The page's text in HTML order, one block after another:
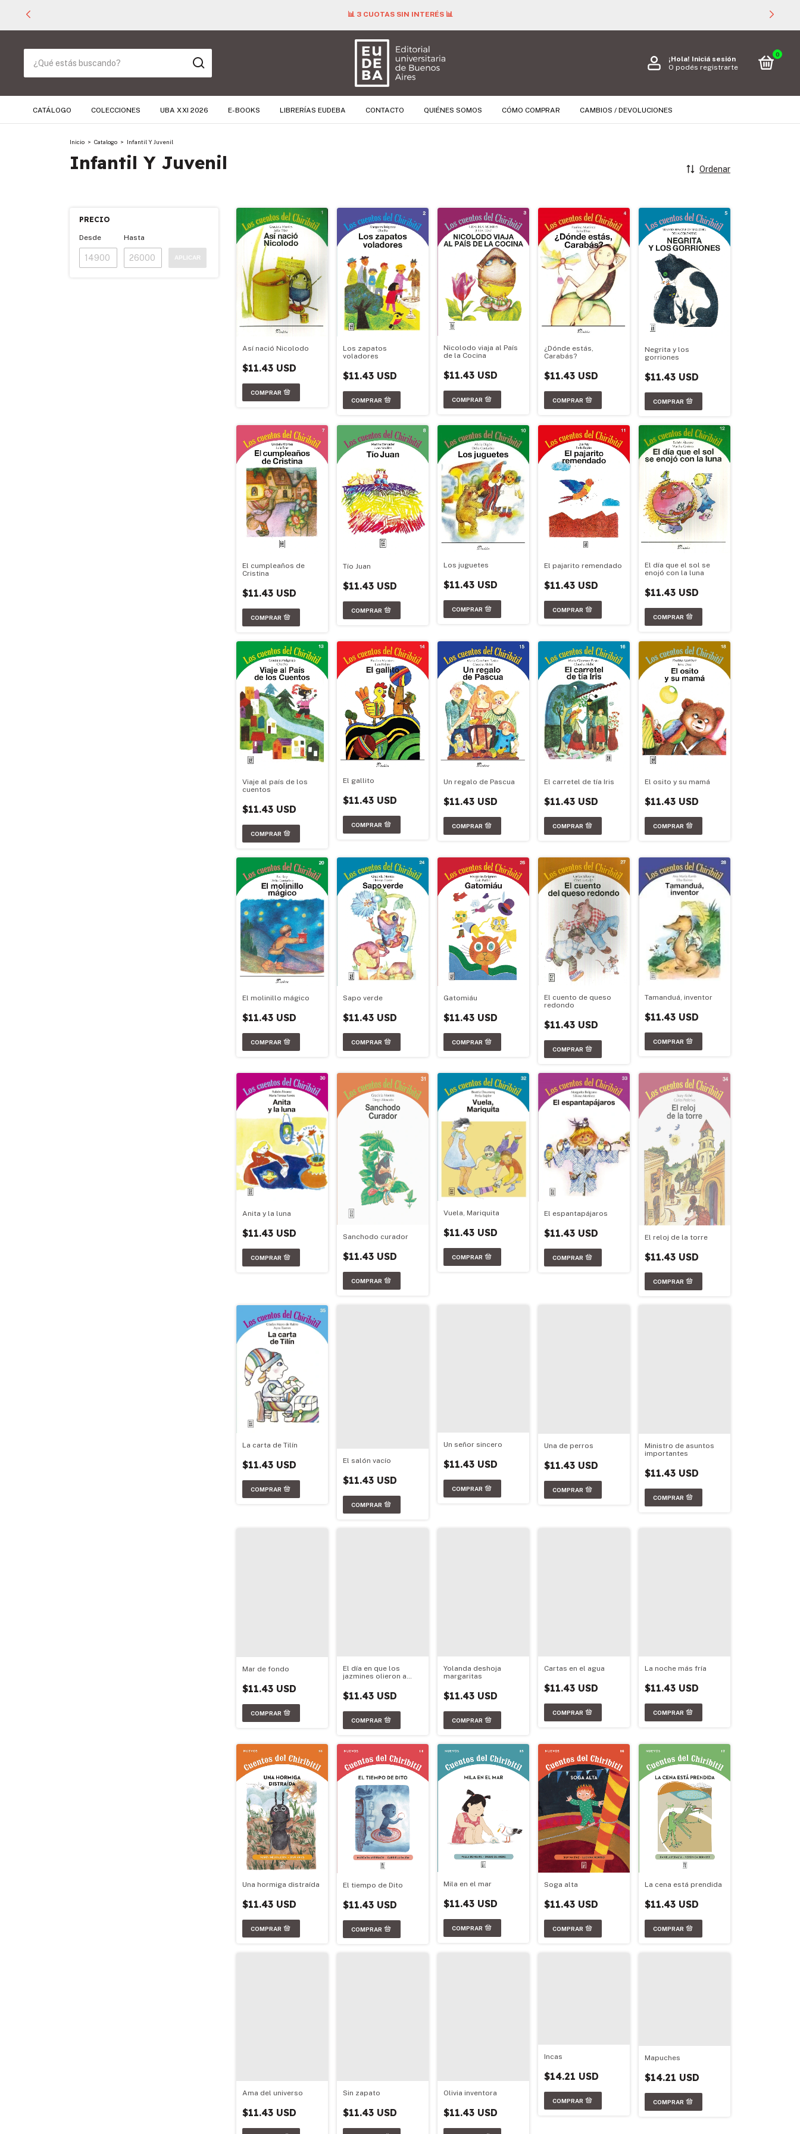
📊 3 CUOTAS SIN INTERÉS 📊
¡Hola! Iniciá sesión
O podés registrarte
0
CATÁLOGO COLECCIONES UBA XXI 2026 E-BOOKS LIBRERÍAS EUDEBA CONTACTO QUIÉNES SOMOS CÓMO COMPRAR CAMBIOS / DEVOLUCIONES
Inicio > Catalogo > Infantil Y Juvenil
Infantil Y Juvenil Ordenar
PRECIO
Desde Hasta
APLICAR
Así nació Nicolodo
$11.43 USD
Los zapatos
voladores
$11.43 USD
Nicolodo viaja al País
de la Cocina
$11.43 USD
¿Dónde estás,
Carabás?
$11.43 USD
Negrita y los
gorriones
$11.43 USD
El cumpleaños de
Cristina
$11.43 USD
Tío Juan
$11.43 USD
Los juguetes
$11.43 USD
El pajarito remendado
$11.43 USD
El día que el sol se
enojó con la luna
$11.43 USD
Viaje al país de los
cuentos
$11.43 USD
El gallito
$11.43 USD
Un regalo de Pascua
$11.43 USD
El carretel de tía Iris
$11.43 USD
El osito y su mamá
$11.43 USD
El molinillo mágico
$11.43 USD
Sapo verde
$11.43 USD
Gatomiáu
$11.43 USD
El cuento de queso
redondo
$11.43 USD
Tamanduá, inventor
$11.43 USD
Anita y la luna
$11.43 USD Sanchodo curador
$11.43 USD
Vuela, Mariquita
$11.43 USD
El espantapájaros
$11.43 USD El reloj de la torre
$11.43 USD
La carta de Tilín
$11.43 USD El salón vacío
$11.43 USD
Un señor sincero
$11.43 USD
Una de perros
$11.43 USD
Ministro de asuntos
importantes
$11.43 USD
Mar de fondo
$11.43 USD
El día en que los
jazmines olieron a
$11.43 USD
Yolanda deshoja
margaritas
$11.43 USD
Cartas en el agua
$11.43 USD
La noche más fría
$11.43 USD
Una hormiga distraída
$11.43 USD
El tiempo de Dito
$11.43 USD
Mila en el mar
$11.43 USD
Soga alta
$11.43 USD
La cena está prendida
$11.43 USD
Ama del universo
$11.43 USD
Sin zapato
$11.43 USD
Olivia inventora
$11.43 USD
Incas
$14.21 USD
Mapuches
$14.21 USD